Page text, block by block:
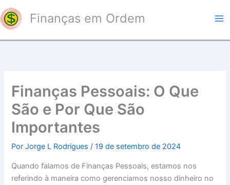
para
conteúdo
Finanças em Ordem
Finanças Pessoais: O Que
São e Por Que São
Importantes
PorJorge L Rodrigues/19 de setembro de 2024
Quando falamos de Finanças Pessoais, estamos nos
referindo à maneira como gerenciamos nosso dinheiro no